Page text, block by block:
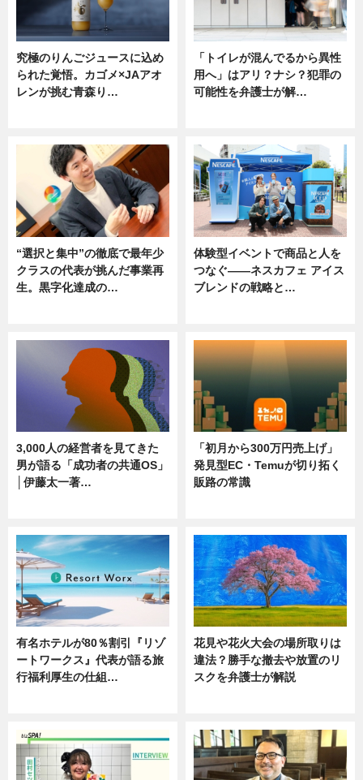
究極のりんごジュースに込め
られた覚悟。カゴメ×JAアオ
レンが挑む青森り…
「トイレが混んでるから異性
用へ」はアリ？ナシ？犯罪の
可能性を弁護士が解…
“選択と集中”の徹底で最年少
クラスの代表が挑んだ事業再
生。黒字化達成の…
体験型イベントで商品と人を
つなぐ――ネスカフェ アイス
ブレンドの戦略と…
3,000人の経営者を見てきた
男が語る「成功者の共通OS」
│伊藤太一著…
「初月から300万円売上げ」
発見型EC・Temuが切り拓く
販路の常識
有名ホテルが80％割引『リゾ
ートワークス』代表が語る旅
行福利厚生の仕組…
花見や花火大会の場所取りは
違法？勝手な撤去や放置のリ
スクを弁護士が解説